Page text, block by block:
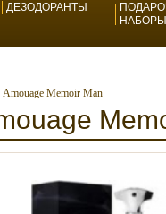
ДЕЗОДОРАНТЫ
НАБОРЫ
Amouage Memoir Man